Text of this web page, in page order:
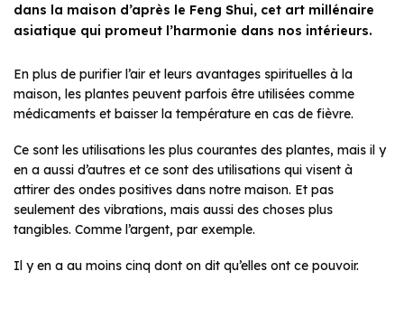
dans la maison d’après le Feng Shui, cet art millénaire
asiatique qui promeut l’harmonie dans nos intérieurs.
En plus de purifier l’air et leurs avantages spirituelles à la
maison, les plantes peuvent parfois être utilisées comme
médicaments et baisser la température en cas de fièvre.
Ce sont les utilisations les plus courantes des plantes, mais il y
en a aussi d’autres et ce sont des utilisations qui visent à
attirer des ondes positives dans notre maison. Et pas
seulement des vibrations, mais aussi des choses plus
tangibles. Comme l’argent, par exemple.
Il y en a au moins cinq dont on dit qu’elles ont ce pouvoir.